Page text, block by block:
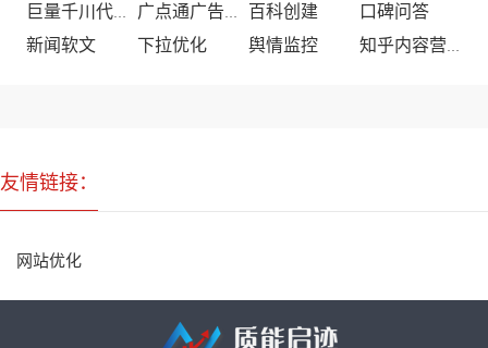
巨量千川代运营 广点通广告投放 百科创建
口碑问答
新闻软文
下拉优化 舆情监控 知乎内容营销
友情链接：
网站优化